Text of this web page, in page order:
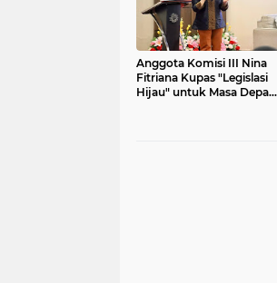
Anggota Komisi III Nina
Fitriana Kupas "Legislasi
Hijau" untuk Masa Depan